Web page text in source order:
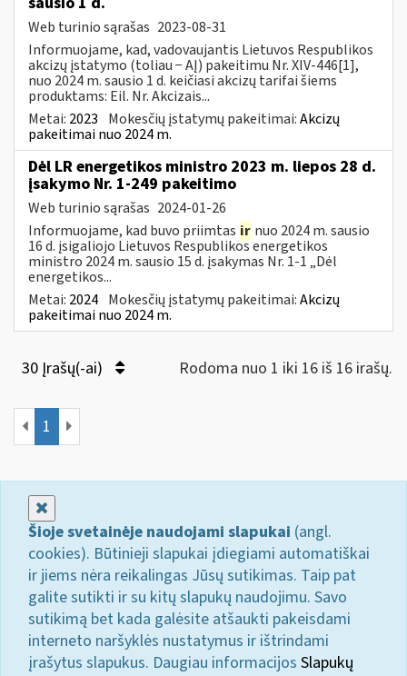
Web turinio sąrašas 2023-08-31
Informuojame, kad, vadovaujantis Lietuvos Respublikos
akcizų įstatymo (toliau − AĮ) pakeitimu Nr. XIV-446[1],
nuo 2024 m. sausio 1 d. keičiasi akcizų tarifai šiems
produktams: Eil. Nr. Akcizais...
Metai: 2023 Mokesčių įstatymų pakeitimai:Akcizų
pakeitimai nuo 2024 m.
Dėl LR energetikos ministro 2023 m. liepos 28 d.
įsakymo Nr. 1-249 pakeitimo
Web turinio sąrašas 2024-01-26
Informuojame, kad buvo priimtas ir nuo 2024 m. sausio
16 d. įsigaliojo Lietuvos Respublikos energetikos
ministro 2024 m. sausio 15 d. įsakymas Nr. 1-1 „Dėl
energetikos...
Metai: 2024 Mokesčių įstatymų pakeitimai:Akcizų
pakeitimai nuo 2024 m.
30 Įrašų(-ai) Rodoma nuo 1 iki 16 iš 16 irašų.
1
Šioje svetainėje naudojami slapukai (angl.
cookies). Būtinieji slapukai įdiegiami automatiškai
ir jiems nėra reikalingas Jūsų sutikimas. Taip pat
galite sutikti ir su kitų slapukų naudojimu. Savo
sutikimą bet kada galėsite atšaukti pakeisdami
interneto naršyklės nustatymus ir ištrindami
įrašytus slapukus. Daugiau informacijos Slapukų